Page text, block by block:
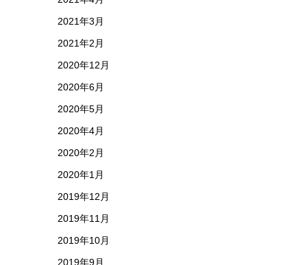
2021年3月
2021年2月
2020年12月
2020年6月
2020年5月
2020年4月
2020年2月
2020年1月
2019年12月
2019年11月
2019年10月
2019年9月